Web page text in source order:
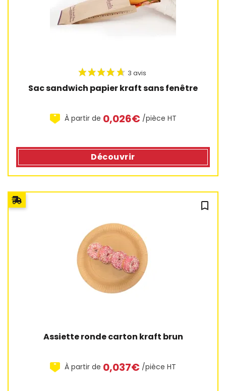
Sac sandwich papier kraft sans fenêtre
À partir de 0,026€ /pièce HT
Découvrir
bookmark_outline
Assiette ronde carton kraft brun
À partir de 0,037€ /pièce HT